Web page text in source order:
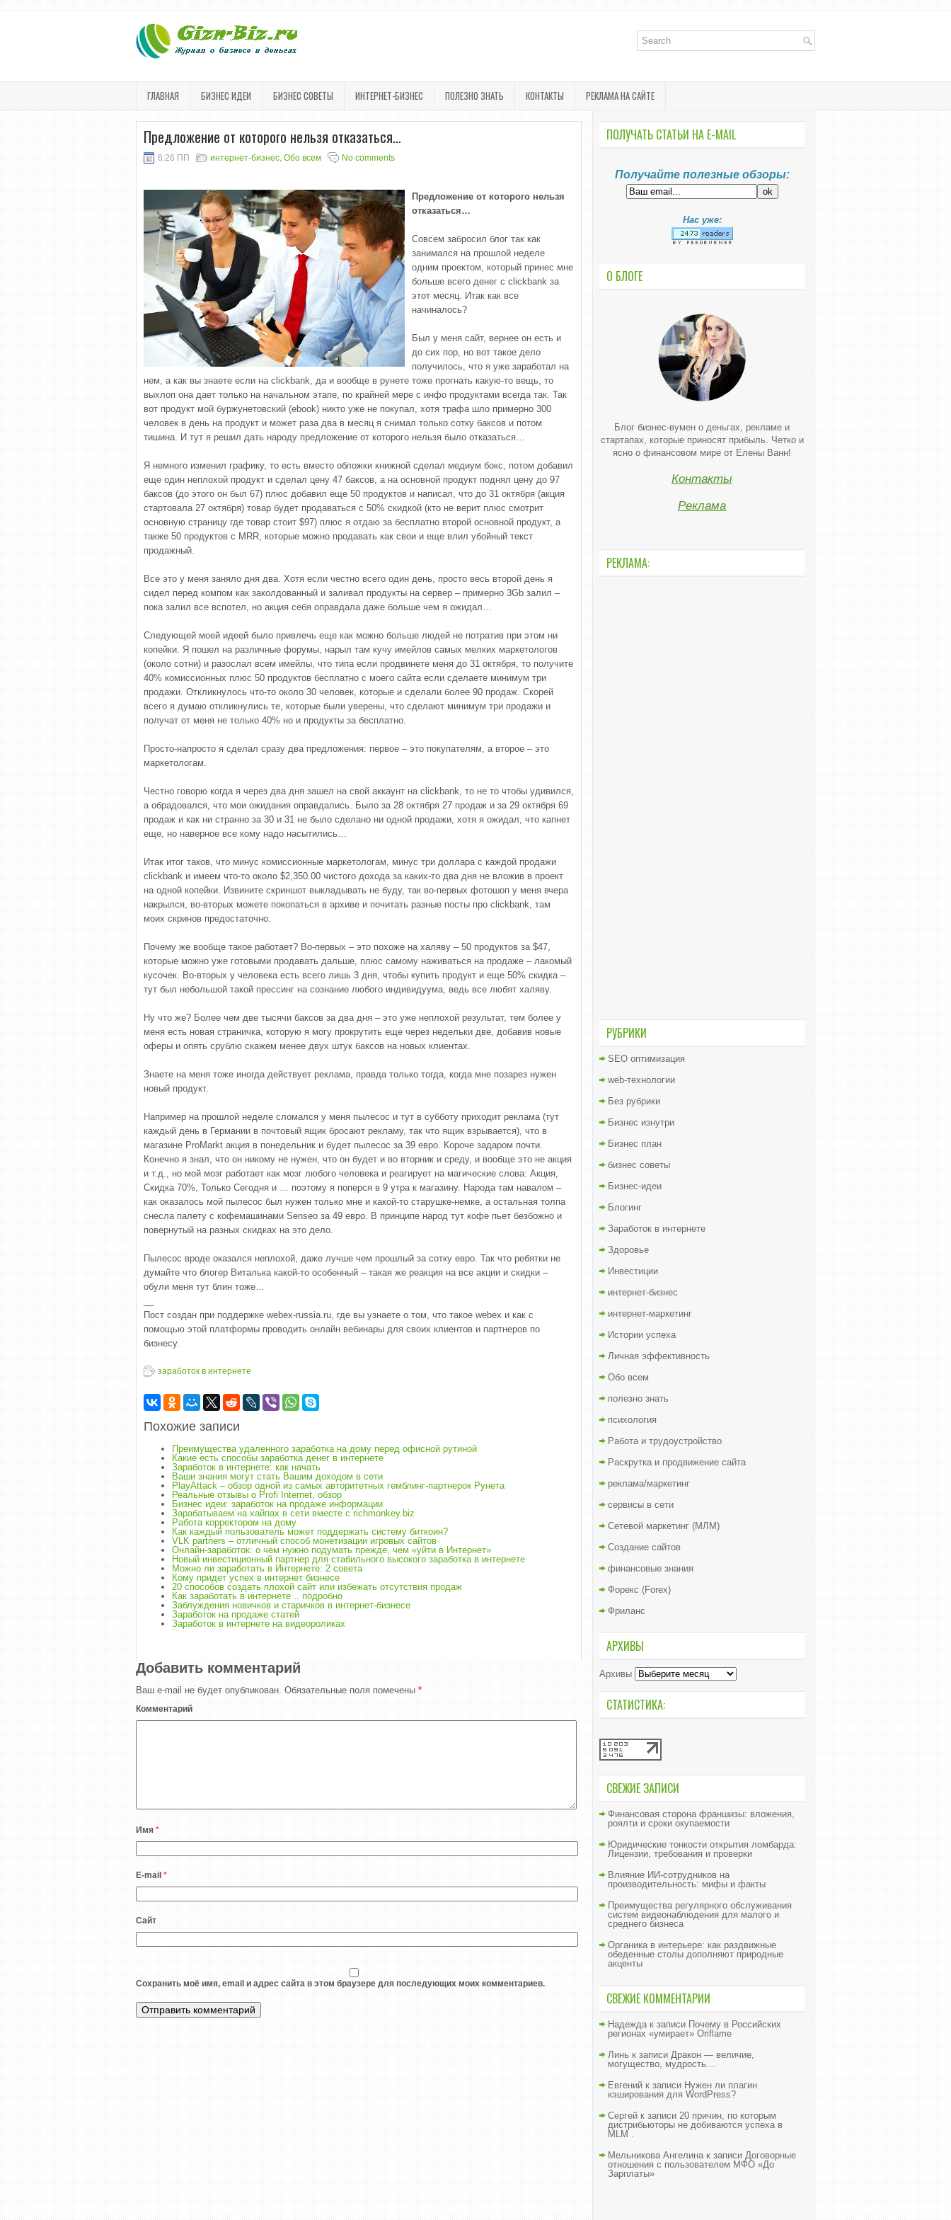
ГЛАВНАЯ БИЗНЕС ИДЕИ БИЗНЕС СОВЕТЫ ИНТЕРНЕТ-БИЗНЕС ПОЛЕЗНО ЗНАТЬ КОНТАКТЫ РЕКЛАМА НА САЙТЕ
Предложение от которого нельзя отказаться…
6:26 ПП интернет-бизнес, Обо всем No comments
Предложение от которого нельзя
отказаться…
Совсем забросил блог так как
занимался на прошлой неделе
одним проектом, который принес мне
больше всего денег с clickbank за
этот месяц. Итак как все
начиналось?
Был у меня сайт, вернее он есть и
до сих пор, но вот такое дело
получилось, что я уже заработал на
нем, а как вы знаете если на clickbank, да и вообще в рунете тоже прогнать какую-то вещь, то
выхлоп она дает только на начальном этапе, по крайней мере с инфо продуктами всегда так. Так
вот продукт мой буржунетовский (ebook) никто уже не покупал, хотя трафа шло примерно 300
человек в день на продукт и может раза два в месяц я снимал только сотку баксов и потом
тишина. И тут я решил дать народу предложение от которого нельзя было отказаться…
Я немного изменил графику, то есть вместо обложки книжной сделал медиум бокс, потом добавил
еще один неплохой продукт и сделал цену 47 баксов, а на основной продукт поднял цену до 97
баксов (до этого он был 67) плюс добавил еще 50 продуктов и написал, что до 31 октября (акция
стартовала 27 октября) товар будет продаваться с 50% скидкой (кто не верит плюс смотрит
основную страницу где товар стоит $97) плюс я отдаю за бесплатно второй основной продукт, а
также 50 продуктов с MRR, которые можно продавать как свои и еще влил убойный текст
продажный.
Все это у меня заняло дня два. Хотя если честно всего один день, просто весь второй день я
сидел перед компом как заколдованный и заливал продукты на сервер – примерно 3Gb залил –
пока залил все вспотел, но акция себя оправдала даже больше чем я ожидал…
Следующей моей идеей было привлечь еще как можно больше людей не потратив при этом ни
копейки. Я пошел на различные форумы, нарыл там кучу имейлов самых мелких маркетологов
(около сотни) и разослал всем имейлы, что типа если продвинете меня до 31 октября, то получите
40% комиссионных плюс 50 продуктов бесплатно с моего сайта если сделаете минимум три
продажи. Откликнулось что-то около 30 человек, которые и сделали более 90 продаж. Скорей
всего я думаю откликнулись те, которые были уверены, что сделают минимум три продажи и
получат от меня не только 40% но и продукты за бесплатно.
Просто-напросто я сделал сразу два предложения: первое – это покупателям, а второе – это
маркетологам.
Честно говорю когда я через два дня зашел на свой аккаунт на clickbank, то не то чтобы удивился,
а обрадовался, что мои ожидания оправдались. Было за 28 октября 27 продаж и за 29 октября 69
продаж и как ни странно за 30 и 31 не было сделано ни одной продажи, хотя я ожидал, что капнет
еще, но наверное все кому надо насытились…
Итак итог таков, что минус комиссионные маркетологам, минус три доллара с каждой продажи
clickbank и имеем что-то около $2,350.00 чистого дохода за каких-то два дня не вложив в проект
на одной копейки. Извините скриншот выкладывать не буду, так во-первых фотошоп у меня вчера
накрылся, во-вторых можете покопаться в архиве и почитать разные посты про clickbank, там
моих скринов предостаточно.
Почему же вообще такое работает? Во-первых – это похоже на халяву – 50 продуктов за $47,
которые можно уже готовыми продавать дальше, плюс самому наживаться на продаже – лакомый
кусочек. Во-вторых у человека есть всего лишь 3 дня, чтобы купить продукт и еще 50% скидка –
тут был небольшой такой прессинг на сознание любого индивидуума, ведь все любят халяву.
Ну что же? Более чем две тысячи баксов за два дня – это уже неплохой результат, тем более у
меня есть новая страничка, которую я могу прокрутить еще через недельки две, добавив новые
оферы и опять срублю скажем менее двух штук баксов на новых клиентах.
Знаете на меня тоже иногда действует реклама, правда только тогда, когда мне позарез нужен
новый продукт.
Например на прошлой неделе сломался у меня пылесос и тут в субботу приходит реклама (тут
каждый день в Германии в почтовый ящик бросают рекламу, так что ящик взрывается), что в
магазине ProMarkt акция в понедельник и будет пылесос за 39 евро. Короче задаром почти.
Конечно я знал, что он никому не нужен, что он будет и во вторник и среду, и вообще это не акция
и т.д., но мой мозг работает как мозг любого человека и реагирует на магические слова: Акция,
Скидка 70%, Только Сегодня и … поэтому я поперся в 9 утра к магазину. Народа там навалом –
как оказалось мой пылесос был нужен только мне и какой-то старушке-немке, а остальная толпа
снесла палету с кофемашинами Senseo за 49 евро. В принципе народ тут кофе пьет безбожно и
повернутый на разных скидках на это дело.
Пылесос вроде оказался неплохой, даже лучше чем прошлый за сотку евро. Так что ребятки не
думайте что блогер Виталька какой-то особенный – такая же реакция на все акции и скидки –
обули меня тут блин тоже…
Пост создан при поддержке webex-russia.ru, где вы узнаете о том, что такое webex и как с
помощью этой платформы проводить онлайн вебинары для своих клиентов и партнеров по
бизнесу.
заработок в интернете
Похожие записи
Преимущества удаленного заработка на дому перед офисной рутиной
Какие есть способы заработка денег в интернете
Заработок в интернете: как начать
Ваши знания могут стать Вашим доходом в сети
PlayAttack – обзор одной из самых авторитетных гемблинг-партнерок Рунета
Реальные отзывы о Profi Internet, обзор
Бизнес идеи: заработок на продаже информации
Зарабатываем на хайпах в сети вместе с richmonkey.biz
Работа корректором на дому
Как каждый пользователь может поддержать систему биткоин?
VLK partners – отличный способ монетизации игровых сайтов
Онлайн-заработок: о чем нужно подумать прежде, чем «уйти в Интернет»
Новый инвестиционный партнер для стабильного высокого заработка в интернете
Можно ли заработать в Интернете: 2 совета
Кому придет успех в интернет бизнесе
20 способов создать плохой сайт или избежать отсутствия продаж
Как заработать в интернете .. подробно
Заблуждения новичков и старичков в интернет-бизнесе
Заработок на продаже статей
Заработок в интернете на видеороликах
Добавить комментарий
Ваш e-mail не будет опубликован. Обязательные поля помечены *
Комментарий
Имя *
E-mail *
Сайт
Сохранить моё имя, email и адрес сайта в этом браузере для последующих моих комментариев.
ПОЛУЧАТЬ СТАТЬИ НА E-MАIL
Получайте полезные обзоры:
Нас уже:
О БЛОГЕ
Блог бизнес-вумен о деньгах, рекламе и
стартапах, которые приносят прибыль. Четко и
ясно о финансовом мире от Елены Ванн!
Контакты
Реклама
РЕКЛАМА:
РУБРИКИ
SEO оптимизация
web-технологии
Без рубрики
Бизнес изнутри
Бизнес план
бизнес советы
Бизнес-идеи
Блогинг
Заработок в интернете
Здоровье
Инвестиции
интернет-бизнес
интернет-маркетинг
Истории успеха
Личная эффективность
Обо всем
полезно знать
психология
Работа и трудоустройство
Раскрутка и продвижение сайта
реклама/маркетинг
сервисы в сети
Сетевой маркетинг (МЛМ)
Создание сайтов
финансовые знания
Форекс (Forex)
Фриланс
АРХИВЫ
Архивы
СТАТИСТИКА:
СВЕЖИЕ ЗАПИСИ
Финансовая сторона франшизы: вложения,
роялти и сроки окупаемости
Юридические тонкости открытия ломбарда:
Лицензии, требования и проверки
Влияние ИИ‑сотрудников на
производительность: мифы и факты
Преимущества регулярного обслуживания
систем видеонаблюдения для малого и
среднего бизнеса
Органика в интерьере: как раздвижные
обеденные столы дополняют природные
акценты
СВЕЖИЕ КОММЕНТАРИИ
Надеждак записи Почему в Российских
регионах «умирает» Oriflame
Линь к записи Дракон — величие,
могущество, мудрость…
Евгений к записи Нужен ли плагин
кэширования для WordPress?
Сергей к записи 20 причин, по которым
дистрибьюторы не добиваются успеха в
MLM .
Мельникова Ангелинак записи Договорные
отношения с пользователем МФО «До
Зарплаты»